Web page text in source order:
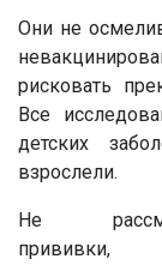
Они не
рисковать
Все
детских
взрослели.
Не
прививки,